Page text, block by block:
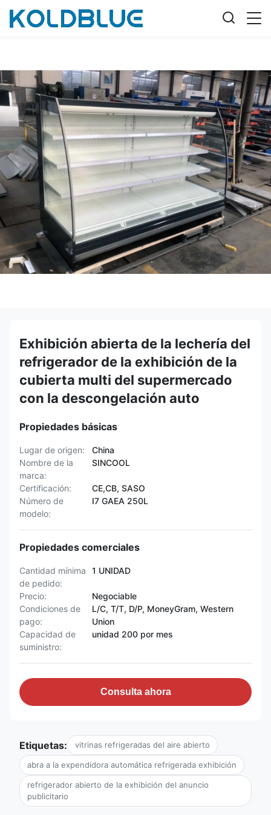
Exhibición abierta de la lechería del
refrigerador de la exhibición de la
cubierta multi del supermercado
con la descongelación auto
Propiedades básicas
Lugar de origen:
China
Nombre de la
marca:
SINCOOL
Certificación:
CE,CB, SASO
Número de
modelo:
I7 GAEA 250L
Propiedades comerciales
Cantidad mínima
de pedido:
1 UNIDAD
Precio:
Negociable
Condiciones de
pago:
L/C, T/T, D/P, MoneyGram, Western
Union
Capacidad de
suministro:
unidad 200 por mes
Consulta ahora
Etiquetas: vitrinas refrigeradas del aire abierto
abra a la expendidora automática refrigerada exhibición
refrigerador abierto de la exhibición del anuncio
publicitario